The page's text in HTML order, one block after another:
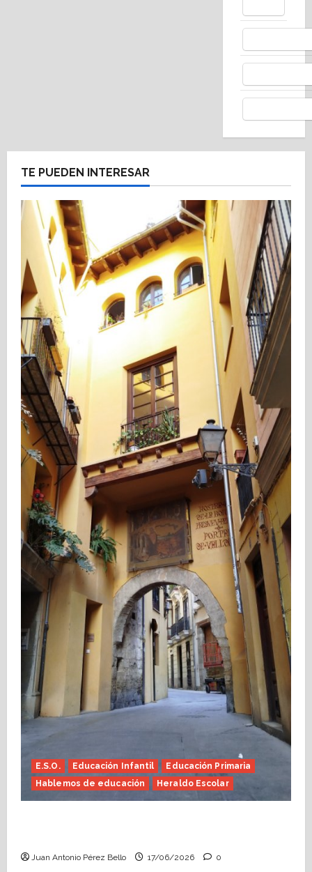
TE PUEDEN INTERESAR
E.S.O. Educación Infantil
Educación Primaria
Hablemos de educación
Heraldo Escolar
Juan Antonio Pérez Bello 17/06/2026 0